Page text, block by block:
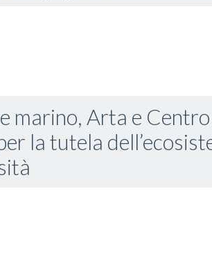
marino, Arta e
la tutela